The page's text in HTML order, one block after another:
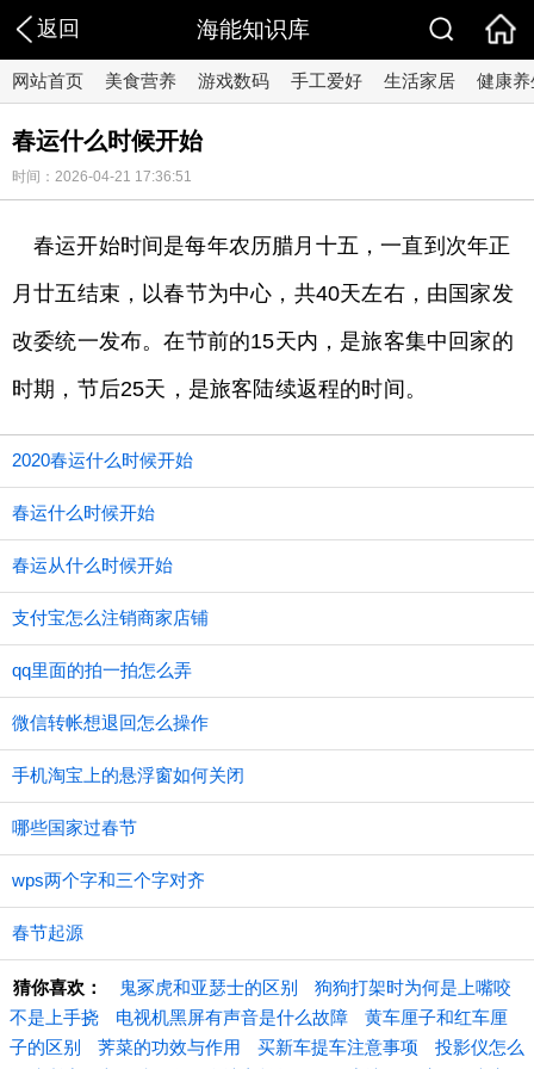
返回 海能知识库
网站首页 美食营养 游戏数码 手工爱好 生活家居 健康养
春运什么时候开始
时间：2026-04-21 17:36:51
春运开始时间是每年农历腊月十五，一直到次年正
月廿五结束，以春节为中心，共40天左右，由国家发
改委统一发布。在节前的15天内，是旅客集中回家的
时期，节后25天，是旅客陆续返程的时间。
2020春运什么时候开始
春运什么时候开始
春运从什么时候开始
支付宝怎么注销商家店铺
qq里面的拍一拍怎么弄
微信转帐想退回怎么操作
手机淘宝上的悬浮窗如何关闭
哪些国家过春节
wps两个字和三个字对齐
春节起源
猜你喜欢： 鬼冢虎和亚瑟士的区别
狗狗打架时为何是上嘴咬
不是上手挠
电视机黑屏有声音是什么故障
黄车厘子和红车厘
子的区别
荠菜的功效与作用 买新车提车注意事项
投影仪怎么